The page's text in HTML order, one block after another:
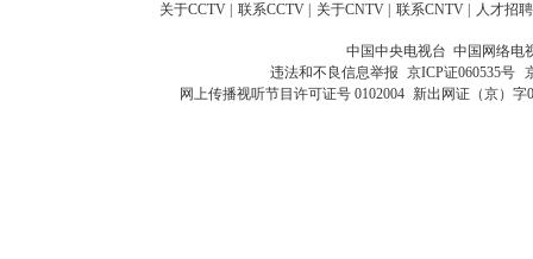
关于CCTV 联系CCTV 关于CNTV 联系CNTV 人才招聘
中国中央电视台 中国网络电
违法和不良信息举报 京ICP证060535号
网上传播视听节目许可证号 0102004 新出网证（京）